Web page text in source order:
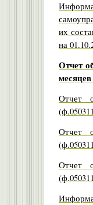
их
на
Отчет
месяцев
Отчет
Отчет
Отчет